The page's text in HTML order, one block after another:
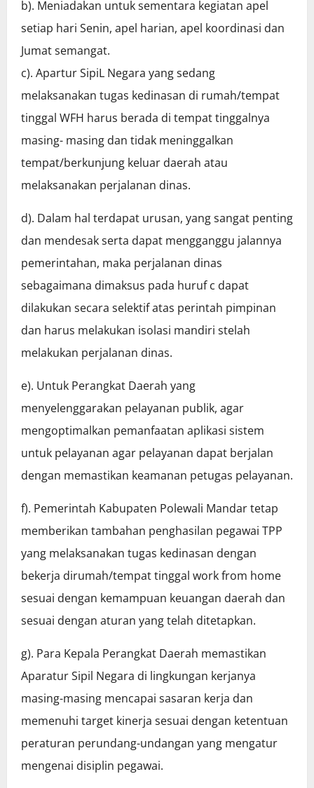
b). Meniadakan untuk sementara kegiatan apel
setiap hari Senin, apel harian, apel koordinasi dan
Jumat semangat.
c). Apartur SipiL Negara yang sedang
melaksanakan tugas kedinasan di rumah/tempat
tinggal WFH harus berada di tempat tinggalnya
masing- masing dan tidak meninggalkan
tempat/berkunjung keluar daerah atau
melaksanakan perjalanan dinas.
d). Dalam hal terdapat urusan, yang sangat penting
dan mendesak serta dapat mengganggu jalannya
pemerintahan, maka perjalanan dinas
sebagaimana dimaksus pada huruf c dapat
dilakukan secara selektif atas perintah pimpinan
dan harus melakukan isolasi mandiri stelah
melakukan perjalanan dinas.
e). Untuk Perangkat Daerah yang
menyelenggarakan pelayanan publik, agar
mengoptimalkan pemanfaatan aplikasi sistem
untuk pelayanan agar pelayanan dapat berjalan
dengan memastikan keamanan petugas pelayanan.
f). Pemerintah Kabupaten Polewali Mandar tetap
memberikan tambahan penghasilan pegawai TPP
yang melaksanakan tugas kedinasan dengan
bekerja dirumah/tempat tinggal work from home
sesuai dengan kemampuan keuangan daerah dan
sesuai dengan aturan yang telah ditetapkan.
g). Para Kepala Perangkat Daerah memastikan
Aparatur Sipil Negara di lingkungan kerjanya
masing-masing mencapai sasaran kerja dan
memenuhi target kinerja sesuai dengan ketentuan
peraturan perundang-undangan yang mengatur
mengenai disiplin pegawai.